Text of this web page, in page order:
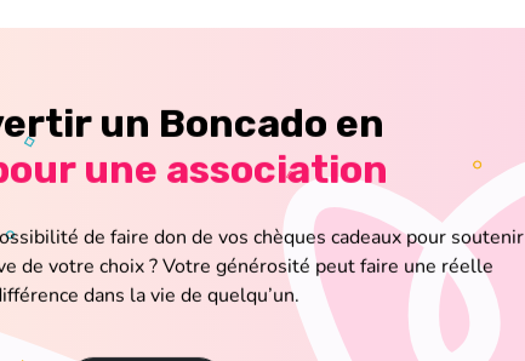
un Boncado en
une association
de faire don de vos chèques cadeaux pour soutenir
de votre choix ? Votre générosité peut faire une réelle
dans la vie de quelqu’un.